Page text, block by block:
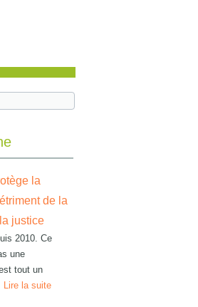
la
de la
justice
2010. Ce
une
tout un
Lire la suite